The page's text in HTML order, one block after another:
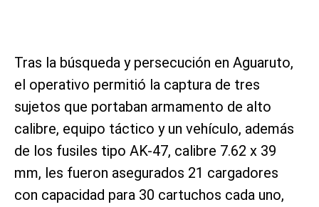
Tras la búsqueda y persecución en Aguaruto,
el operativo permitió la captura de tres
sujetos que portaban armamento de alto
calibre, equipo táctico y un vehículo, además
de los fusiles tipo AK-47, calibre 7.62 x 39
mm, les fueron asegurados 21 cargadores
con capacidad para 30 cartuchos cada uno,